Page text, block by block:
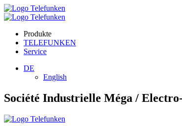
Produkte
TELEFUNKEN
Service
DE
English
Société Industrielle Méga /